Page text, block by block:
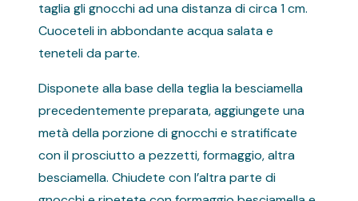
taglia gli gnocchi ad una distanza di circa 1 cm.
Cuoceteli in abbondante acqua salata e
teneteli da parte.
Disponete alla base della teglia la besciamella
precedentemente preparata, aggiungete una
metà della porzione di gnocchi e stratificate
con il prosciutto a pezzetti, formaggio, altra
besciamella. Chiudete con l’altra parte di